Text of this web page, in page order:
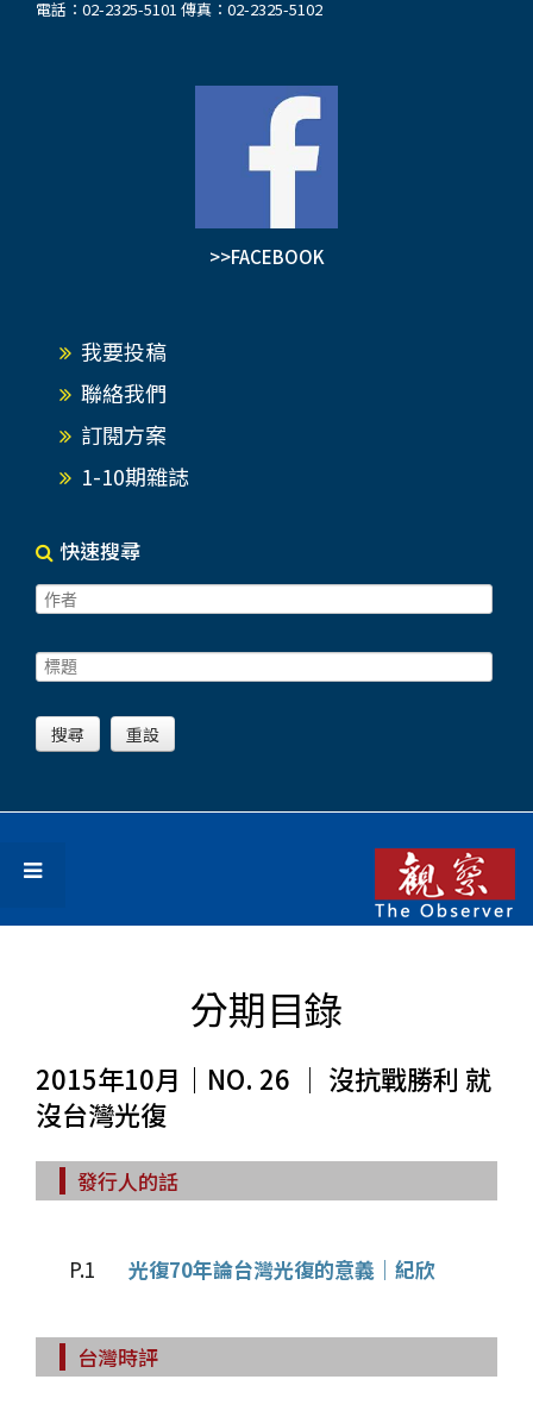
電話：02-2325-5101 傳真：02-2325-5102
>>FACEBOOK
我要投稿
聯絡我們
訂閱方案
1-10期雜誌
快速搜尋
分期目錄
2015年10月｜NO. 26 │ 沒抗戰勝利 就
沒台灣光復
發行人的話
P.1 光復70年論台灣光復的意義｜紀欣
台灣時評